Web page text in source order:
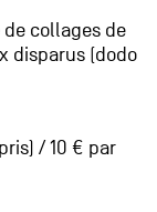
de collages de
disparus (dodo
/ 10 € par